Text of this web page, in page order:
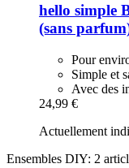
hello simple
(sans
Pour
Simple et
Avec des
24,99 €
Actuellement
Ensembles DIY: 2